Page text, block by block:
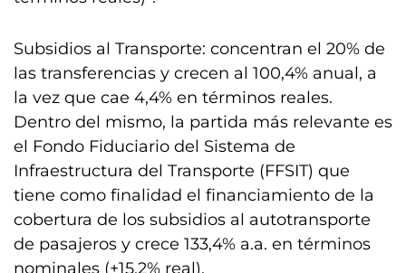
Subsidios al Transporte: concentran el 20% de
las transferencias y crecen al 100,4% anual, a
la vez que cae 4,4% en términos reales.
Dentro del mismo, la partida más relevante es
el Fondo Fiduciario del Sistema de
Infraestructura del Transporte (FFSIT) que
tiene como finalidad el financiamiento de la
cobertura de los subsidios al autotransporte
de pasajeros y crece 133,4% a.a. en términos
nominales (+15,2% real).